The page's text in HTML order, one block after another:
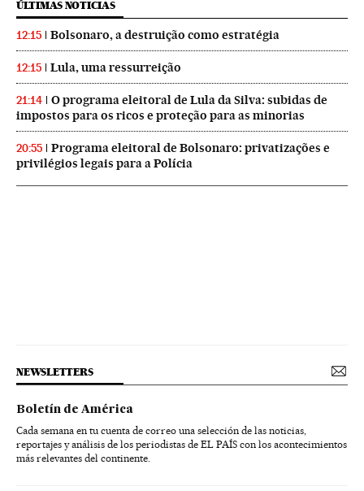
ÚLTIMAS NOTICIAS
12:15 Bolsonaro, a destruição como estratégia
12:15 Lula, uma ressurreição
21:14
O programa eleitoral de Lula da Silva: subidas de
impostos para os ricos e proteção para as minorias
20:55
Programa eleitoral de Bolsonaro: privatizações e
privilégios legais para a Polícia
NEWSLETTERS
Boletín de América
Cada semana en tu cuenta de correo una selección de las noticias,
reportajes y análisis de los periodistas de EL PAÍS con los acontecimientos
más relevantes del continente.